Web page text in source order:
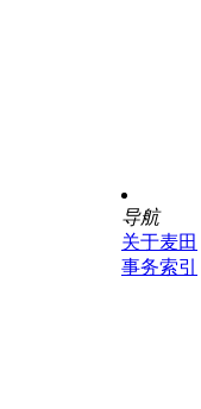
导航
关于麦田
事务索引